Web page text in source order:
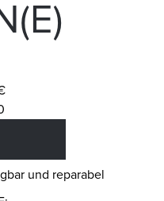
und reparabel